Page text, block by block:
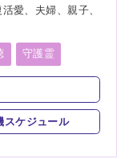
愛、夫婦、親子、
守護霊
スケジュール